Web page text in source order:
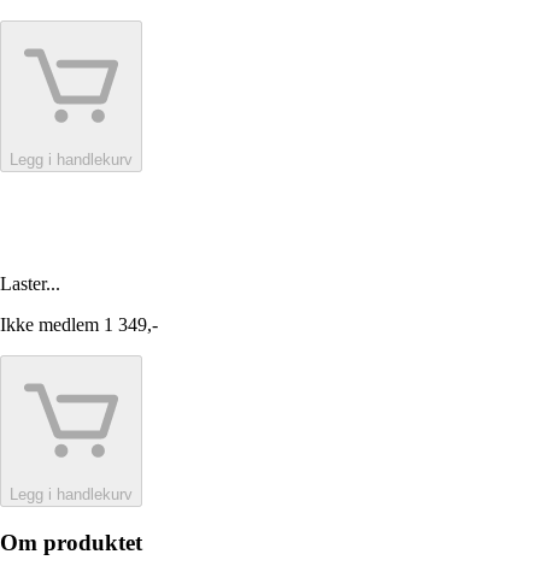
Legg i handlekurv
Laster...
Ikke medlem 1 349,-
Legg i handlekurv
Om produktet